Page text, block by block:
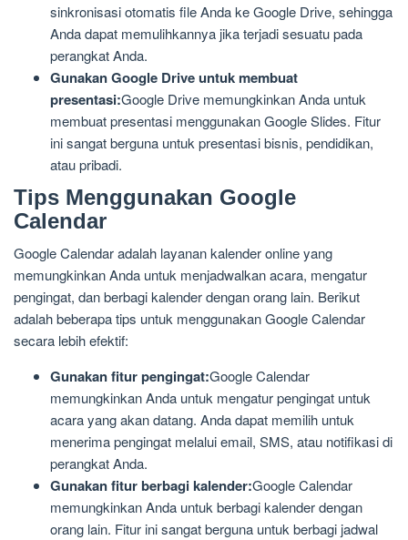
sinkronisasi otomatis file Anda ke Google Drive, sehingga
Anda dapat memulihkannya jika terjadi sesuatu pada
perangkat Anda.
Gunakan Google Drive untuk membuat
presentasi:Google Drive memungkinkan Anda untuk
membuat presentasi menggunakan Google Slides. Fitur
ini sangat berguna untuk presentasi bisnis, pendidikan,
atau pribadi.
Tips Menggunakan Google
Calendar
Google Calendar adalah layanan kalender online yang
memungkinkan Anda untuk menjadwalkan acara, mengatur
pengingat, dan berbagi kalender dengan orang lain. Berikut
adalah beberapa tips untuk menggunakan Google Calendar
secara lebih efektif:
Gunakan fitur pengingat:Google Calendar
memungkinkan Anda untuk mengatur pengingat untuk
acara yang akan datang. Anda dapat memilih untuk
menerima pengingat melalui email, SMS, atau notifikasi di
perangkat Anda.
Gunakan fitur berbagi kalender:Google Calendar
memungkinkan Anda untuk berbagi kalender dengan
orang lain. Fitur ini sangat berguna untuk berbagi jadwal